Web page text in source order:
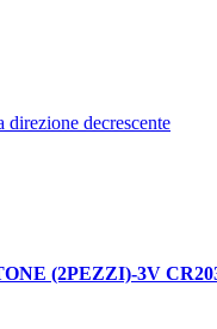
direzione decrescente
(2PEZZI)-3V